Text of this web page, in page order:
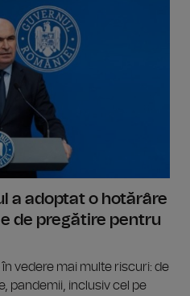
a adoptat o hotărâre
de pregătire pentru
în vedere mai multe riscuri: de
pandemii, inclusiv cel pe